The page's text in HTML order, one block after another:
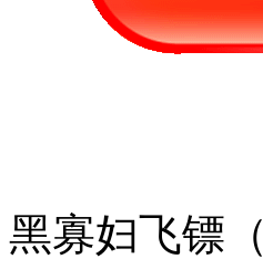
黑寡妇飞镖